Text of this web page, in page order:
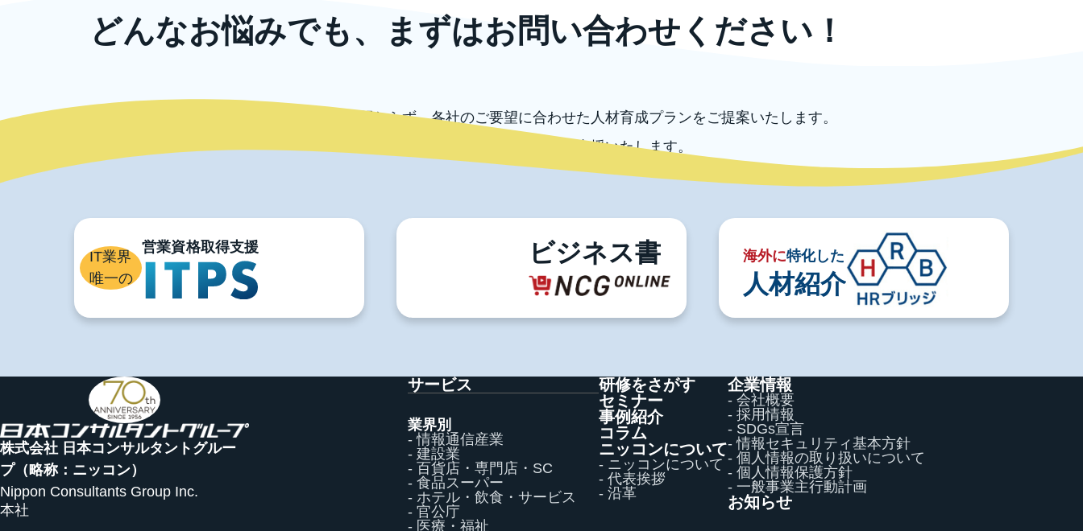
どんなお悩みでも、まずはお問い合わせください！
ニッコンでは、企業規模の大小や業種に関わらず、各社のご要望に合わせた人材育成プランをご提案いたします。
また、教育研修以外の各種コンサルテーションもご支援いたします。
まずはお気軽にお問い合わせください。
電話でのお問い合わせ
03-5996-0787
IT業界
唯一の
ビジネス書 海外に特化した
人材紹介
株式会社 日本コンサルタントグルー
プ（略称：ニッコン）
Nippon Consultants Group Inc.
本社
サービス
業界別
- 情報通信産業
- 建設業
- 百貨店・専門店・SC
- 食品スーパー
- ホテル・飲食・サービス
- 官公庁
- 医療・福祉
研修をさがす
セミナー
事例紹介
コラム
ニッコンについて
- ニッコンについて
- 代表挨拶
- 沿革
企業情報
- 会社概要
- 採用情報
- SDGs宣言
- 情報セキュリティ基本方針
- 個人情報の取り扱いについて
- 個人情報保護方針
- 一般事業主行動計画
お知らせ